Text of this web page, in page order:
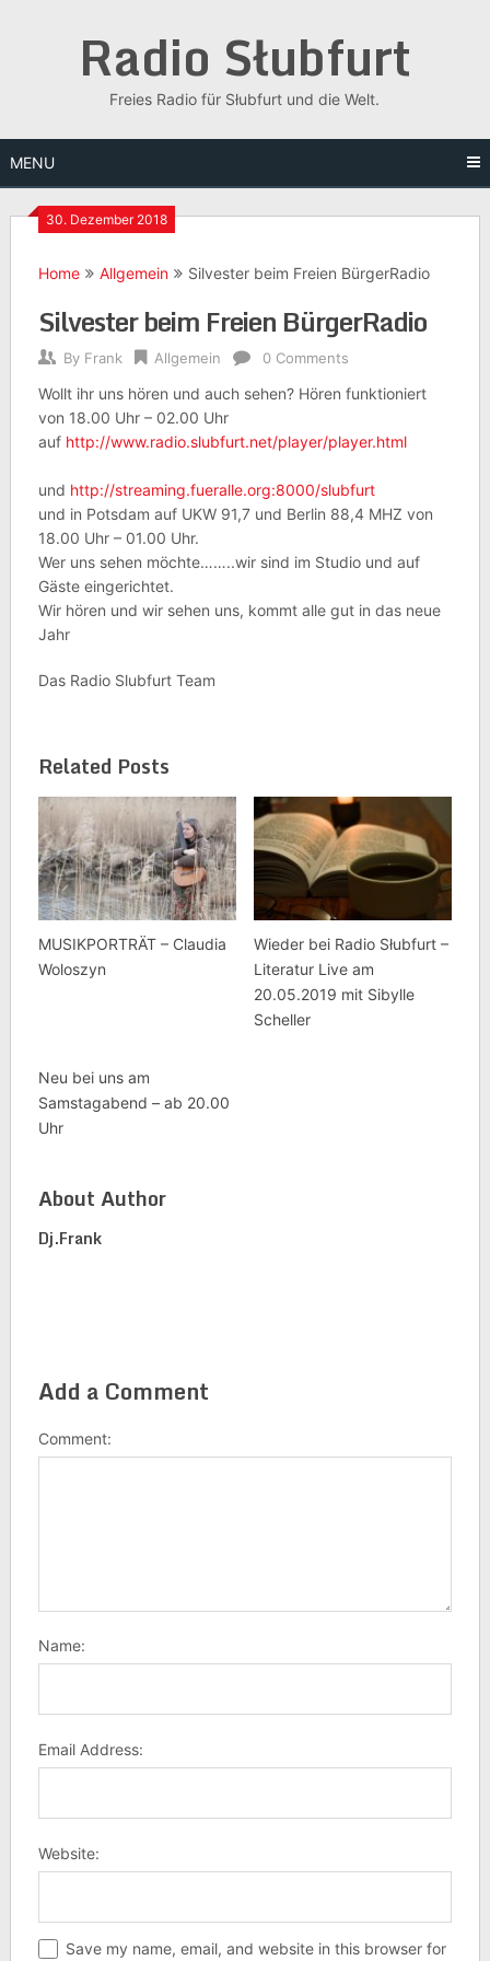
Radio Słubfurt
Freies Radio für Słubfurt und die Welt.
MENU
30. Dezember 2018
Home Allgemein Silvester beim Freien BürgerRadio
Silvester beim Freien BürgerRadio
By Frank Allgemein 0 Comments
Wollt ihr uns hören und auch sehen? Hören funktioniert
von 18.00 Uhr – 02.00 Uhr
auf http://www.radio.slubfurt.net/player/player.html
und http://streaming.fueralle.org:8000/slubfurt
und in Potsdam auf UKW 91,7 und Berlin 88,4 MHZ von
18.00 Uhr – 01.00 Uhr.
Wer uns sehen möchte……..wir sind im Studio und auf
Gäste eingerichtet.
Wir hören und wir sehen uns, kommt alle gut in das neue
Jahr
Das Radio Slubfurt Team
Related Posts
MUSIKPORTRÄT – Claudia
Woloszyn
Wieder bei Radio Słubfurt –
Literatur Live am
20.05.2019 mit Sibylle
Scheller
Neu bei uns am
Samstagabend – ab 20.00
Uhr
About Author
Dj.frank
Add a Comment
Comment:
Name:
Email Address:
Website:
Save my name, email, and website in this browser for